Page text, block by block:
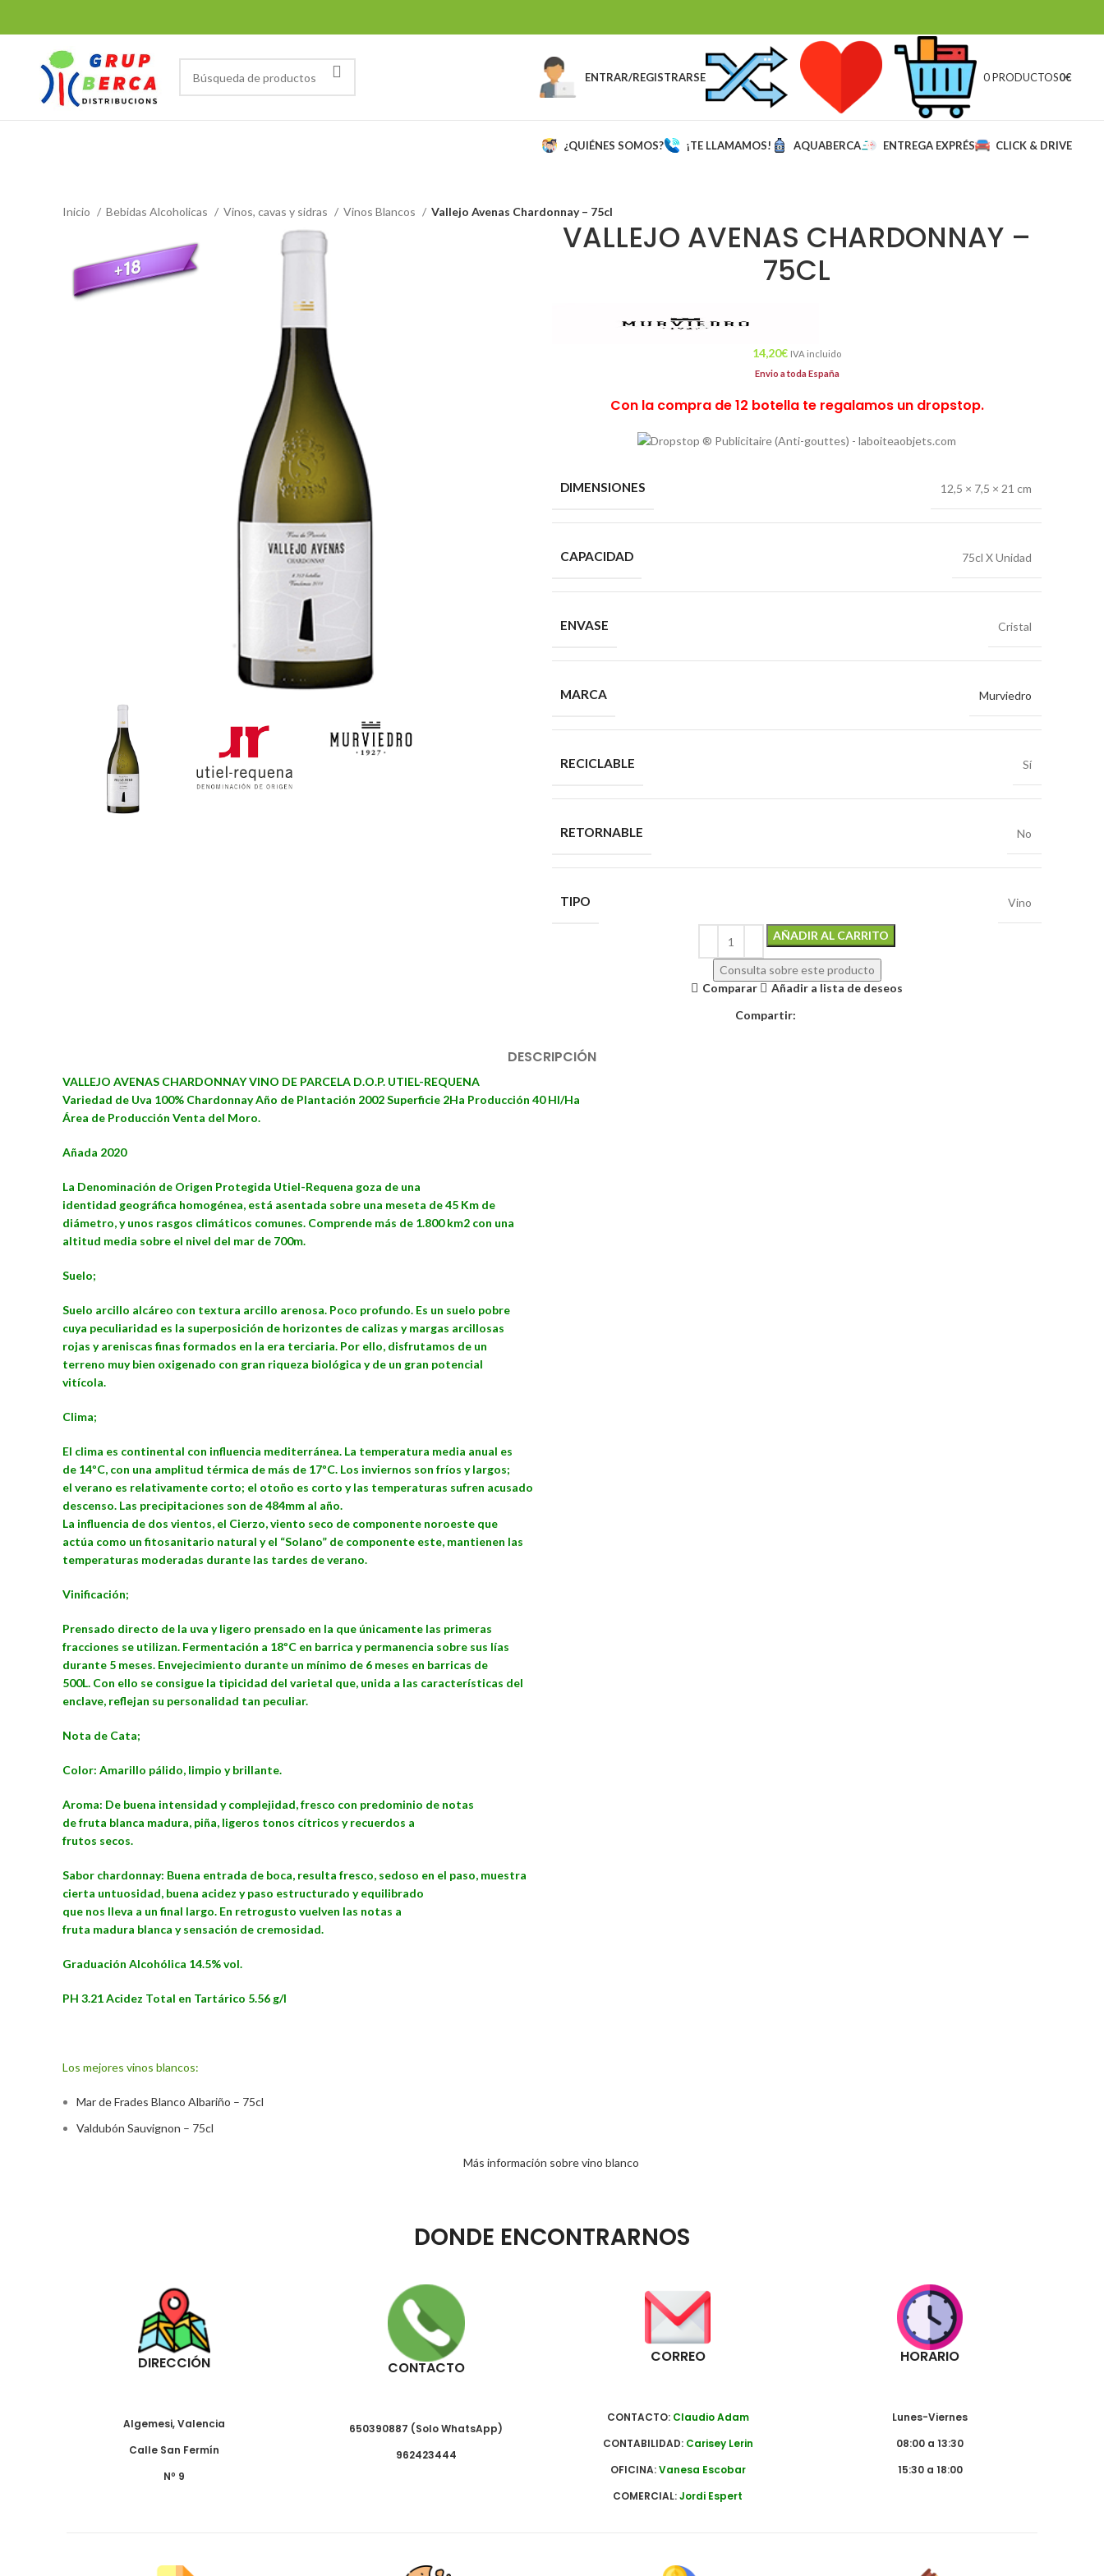
ENTRAR/REGISTRARSE 0 PRODUCTOS0€
¿QUIÉNES SOMOS? ¡TE LLAMAMOS! AQUABERCA ENTREGA EXPRÉS CLICK & DRIVE
Inicio Bebidas Alcoholicas Vinos, cavas y sidras Vinos Blancos Vallejo Avenas Chardonnay – 75cl
VALLEJO AVENAS CHARDONNAY –
75CL
14,20€ IVA incluido
Envio a toda España
Con la compra de 12 botella te regalamos un dropstop.
DIMENSIONES 12,5 × 7,5 × 21 cm
CAPACIDAD 75cl X Unidad
ENVASE Cristal
MARCA Murviedro
RECICLABLE Sí
RETORNABLE No
TIPO Vino
AÑADIR AL CARRITO
Consulta sobre este producto
Comparar
Añadir a lista de deseos
Compartir:
DESCRIPCIÓN
VALLEJO AVENAS CHARDONNAY VINO DE PARCELA D.O.P. UTIEL-REQUENA
Variedad de Uva 100% Chardonnay Año de Plantación 2002 Superficie 2Ha Producción 40 Hl/Ha
Área de Producción Venta del Moro.
Añada 2020
La Denominación de Origen Protegida Utiel-Requena goza de una
identidad geográfica homogénea, está asentada sobre una meseta de 45 Km de
diámetro, y unos rasgos climáticos comunes. Comprende más de 1.800 km2 con una
altitud media sobre el nivel del mar de 700m.
Suelo;
Suelo arcillo alcáreo con textura arcillo arenosa. Poco profundo. Es un suelo pobre
cuya peculiaridad es la superposición de horizontes de calizas y margas arcillosas
rojas y areniscas finas formados en la era terciaria. Por ello, disfrutamos de un
terreno muy bien oxigenado con gran riqueza biológica y de un gran potencial
vitícola.
Clima;
El clima es continental con influencia mediterránea. La temperatura media anual es
de 14ºC, con una amplitud térmica de más de 17ºC. Los inviernos son fríos y largos;
el verano es relativamente corto; el otoño es corto y las temperaturas sufren acusado
descenso. Las precipitaciones son de 484mm al año.
La influencia de dos vientos, el Cierzo, viento seco de componente noroeste que
actúa como un fitosanitario natural y el “Solano” de componente este, mantienen las
temperaturas moderadas durante las tardes de verano.
Vinificación;
Prensado directo de la uva y ligero prensado en la que únicamente las primeras
fracciones se utilizan. Fermentación a 18ºC en barrica y permanencia sobre sus lías
durante 5 meses. Envejecimiento durante un mínimo de 6 meses en barricas de
500L. Con ello se consigue la tipicidad del varietal que, unida a las características del
enclave, reflejan su personalidad tan peculiar.
Nota de Cata;
Color: Amarillo pálido, limpio y brillante.
Aroma: De buena intensidad y complejidad, fresco con predominio de notas
de fruta blanca madura, piña, ligeros tonos cítricos y recuerdos a
frutos secos.
Sabor chardonnay: Buena entrada de boca, resulta fresco, sedoso en el paso, muestra
cierta untuosidad, buena acidez y paso estructurado y equilibrado
que nos lleva a un final largo. En retrogusto vuelven las notas a
fruta madura blanca y sensación de cremosidad.
Graduación Alcohólica 14.5% vol.
PH 3.21 Acidez Total en Tartárico 5.56 g/l
Los mejores vinos blancos:
Mar de Frades Blanco Albariño – 75cl
Valdubón Sauvignon – 75cl
Más información sobre vino blanco
DONDE ENCONTRARNOS
DIRECCIÓN
Algemesi, Valencia
Calle San Fermín
Nº 9
CONTACTO
650390887 (Solo WhatsApp)
962423444
CORREO
CONTACTO: Claudio Adam
CONTABILIDAD: Carisey Lerin
OFICINA:Vanesa Escobar
COMERCIAL:Jordi Espert
HORARIO
Lunes-Viernes
08:00 a 13:30
15:30 a 18:00